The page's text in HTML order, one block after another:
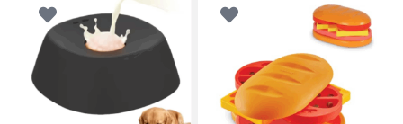
produit
plusieurs
variations.
produit
plusieurs
variations.
Les